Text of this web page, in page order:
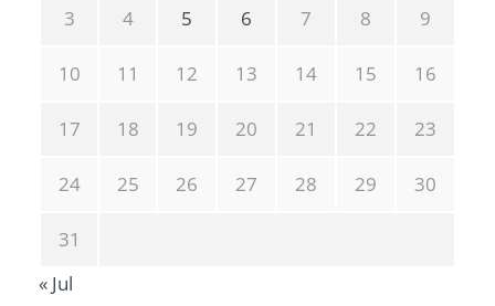
3 4 5 6 7 8 9
10 11 12 13 14 15 16
17 18 19 20 21 22 23
24 25 26 27 28 29 30
31
« Jul